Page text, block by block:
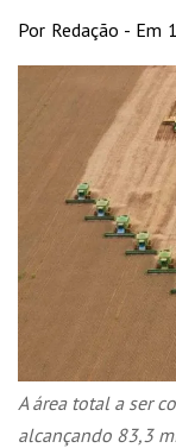
Por Redação -
A área total a ser
alcançando 83,3